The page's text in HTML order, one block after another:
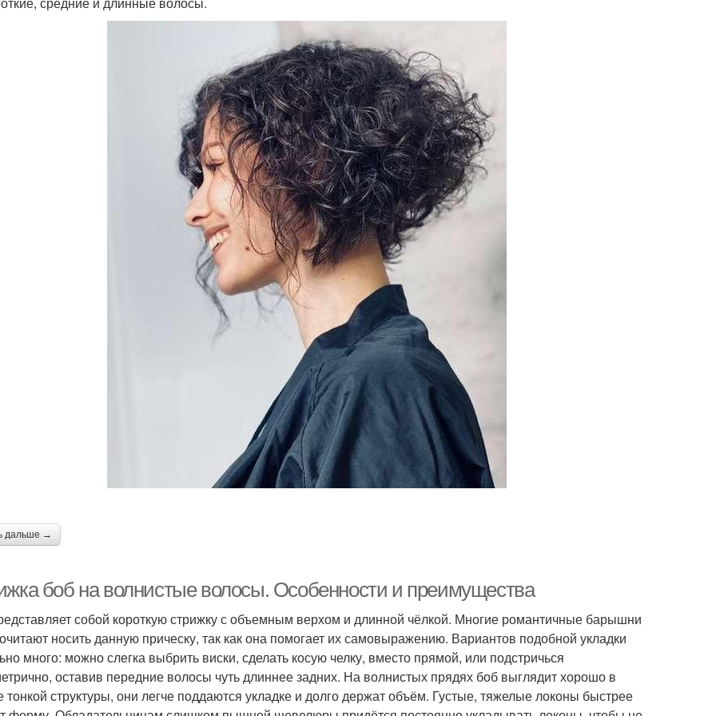
дальше →
боб на волнистые волосы. Особенности и преимущества
собой короткую стрижку с объемным верхом и длинной чёлкой. Многие романтичные барышни
носить данную прическу, так как она помогает их самовыражению. Вариантов подобной укладки
много: можно слегка выбрить виски, сделать косую челку, вместо прямой, или подстричься
оставив передние волосы чуть длиннее задних. На волнистых прядях боб выглядит хорошо в
тонкой структуры, они легче поддаются укладке и долго держат объём. Густые, тяжелые локоны быстрее